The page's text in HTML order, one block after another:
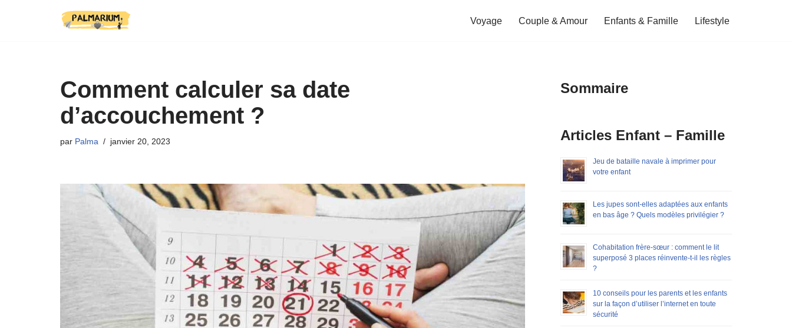
Voyage Couple & Amour Enfants & Famille Lifestyle
Comment calculer sa date
d’accouchement ?
par Palma janvier 20, 2023
Sommaire
Articles Enfant – Famille
Jeu de bataille navale à imprimer pour
votre enfant
Les jupes sont-elles adaptées aux enfants
en bas âge ? Quels modèles privilégier ?
Cohabitation frère-sœur : comment le lit
superposé 3 places réinvente-t-il les règles
?
10 conseils pour les parents et les enfants
sur la façon d’utiliser l’internet en toute
sécurité